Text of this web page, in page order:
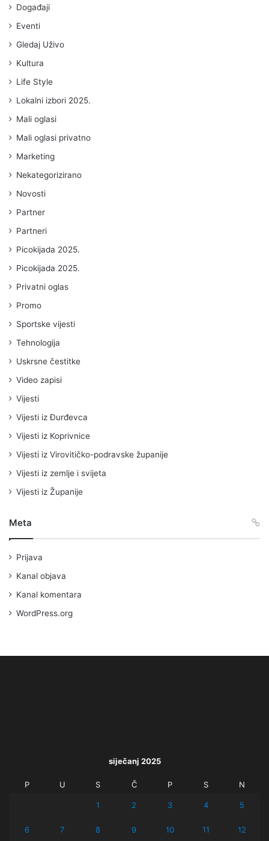
Događaji
Eventi
Gledaj Uživo
Kultura
Life Style
Lokalni izbori 2025.
Mali oglasi
Mali oglasi privatno
Marketing
Nekategorizirano
Novosti
Partner
Partneri
Picokijada 2025.
Picokijada 2025.
Privatni oglas
Promo
Sportske vijesti
Tehnologija
Uskrsne čestitke
Video zapisi
Vijesti
Vijesti iz Đurđevca
Vijesti iz Koprivnice
Vijesti iz Virovitičko-podravske županije
Vijesti iz zemlje i svijeta
Vijesti iz Županije
Meta
Prijava
Kanal objava
Kanal komentara
WordPress.org
siječanj 2025
P U S Č P S N
1 2 3 4 5
6 7 8 9 10 11 12